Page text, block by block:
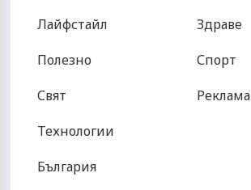
Лайфстайл
Полезно
Свят
Технологии
България
Здраве
Спорт
Реклама